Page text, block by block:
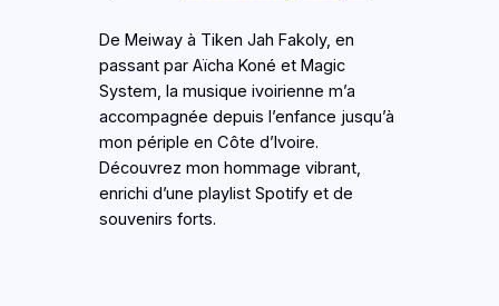
De Meiway à Tiken Jah Fakoly, en
passant par Aïcha Koné et Magic
System, la musique ivoirienne m’a
accompagnée depuis l’enfance jusqu’à
mon périple en Côte d’Ivoire.
Découvrez mon hommage vibrant,
enrichi d’une playlist Spotify et de
souvenirs forts.